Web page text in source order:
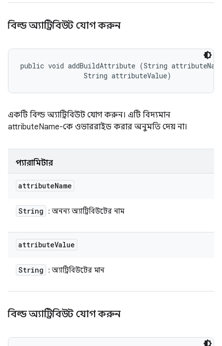
বিল্ড অ্যাট্রিবিউট যোগ করুন
public void addBuildAttribute (String
                String attributeValue)
একটি বিল্ড অ্যাট্রিবিউট যোগ করুন। এটি বিদ্যমান
attributeName-কে ওভাররাইড করার অনুমতি দেয় না।
প্যারামিটার
attributeName
String : অনন্য অ্যাট্রিবিউটের নাম
attributeValue
String : অ্যাট্রিবিউটের মান
বিল্ড অ্যাট্রিবিউট যোগ করুন